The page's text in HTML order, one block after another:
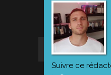
Suivre ce